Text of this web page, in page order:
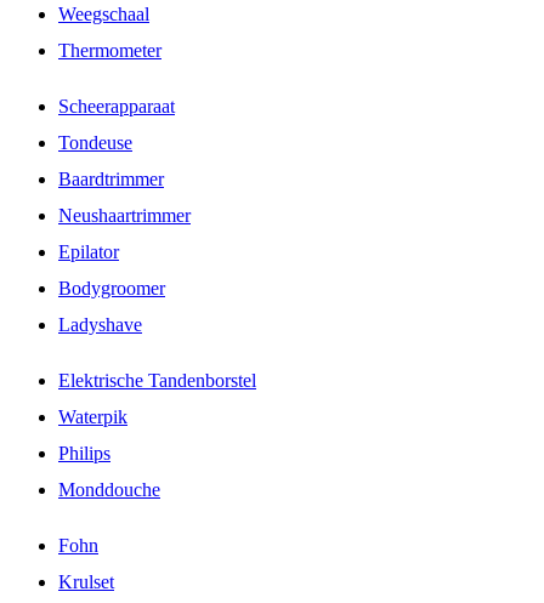
Weegschaal
Thermometer
Scheerapparaat
Tondeuse
Baardtrimmer
Neushaartrimmer
Epilator
Bodygroomer
Ladyshave
Elektrische Tandenborstel
Waterpik
Philips
Monddouche
Fohn
Krulset